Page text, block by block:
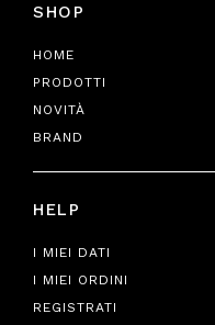
SHOP
HOME
PRODOTTI
NOVITÀ
BRAND
HELP
I MIEI DATI
I MIEI ORDINI
REGISTRATI